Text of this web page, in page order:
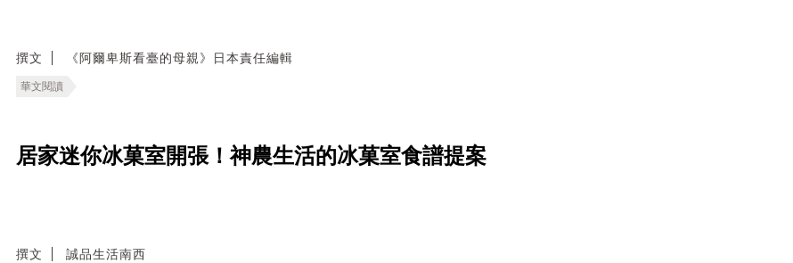
撰文 《阿爾卑斯看臺的母親》日本責任編輯
華文閱讀
居家迷你冰菓室開張！神農生活的冰菓室食譜提案
撰文 誠品生活南西